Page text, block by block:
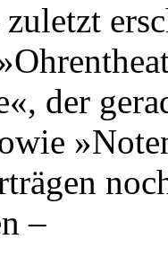
der
–